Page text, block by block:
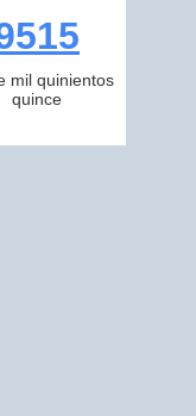
mil quinientos
quince